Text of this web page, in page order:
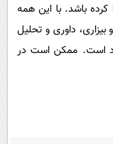
کرده باشد. با این همه
داوری و تحلیل
است. ممکن است در